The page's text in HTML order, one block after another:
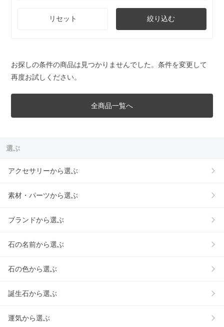
リセット 絞り込む
お探しの条件の商品は見つかりませんでした。条件を変更して
再度お試しください。
全商品一覧へ
選ぶ
アクセサリーから選ぶ
素材・パーツから選ぶ
ブランドから選ぶ
石の名前から選ぶ
石の色から選ぶ
誕生石から選ぶ
運気から選ぶ